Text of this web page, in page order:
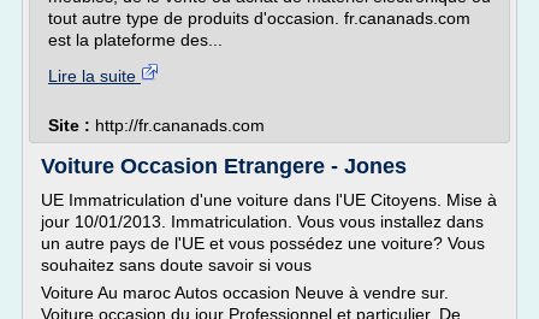
tout autre type de produits d'occasion. fr.cananads.com
est la plateforme des...
Lire la suite
Site : http://fr.cananads.com
Voiture Occasion Etrangere - Jones
UE Immatriculation d'une voiture dans l'UE Citoyens. Mise à
jour 10/01/2013. Immatriculation. Vous vous installez dans
un autre pays de l'UE et vous possédez une voiture? Vous
souhaitez sans doute savoir si vous
Voiture Au maroc Autos occasion Neuve à vendre sur.
Voiture occasion du jour Professionnel et particulier. De